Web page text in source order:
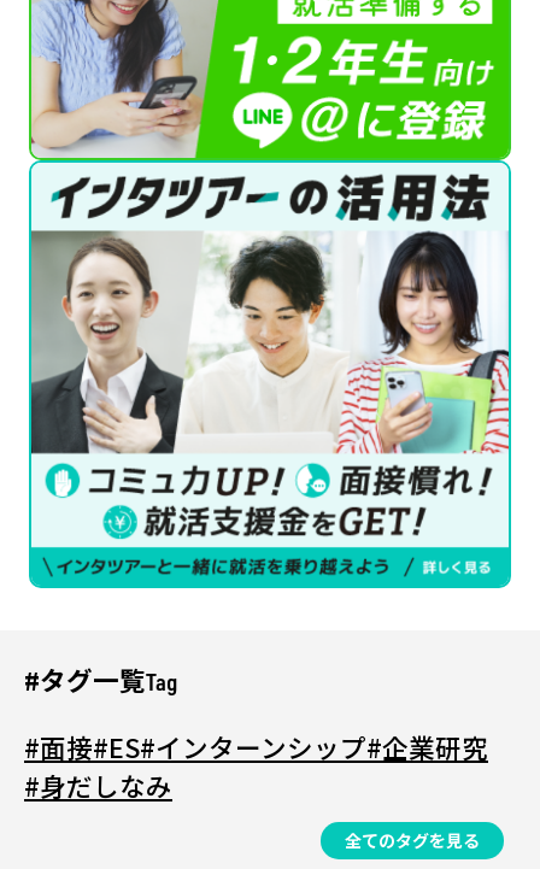
Tag
#タグ一覧
#面接#ES#インターンシップ#企業研究
#身だしなみ
全てのタグを見る